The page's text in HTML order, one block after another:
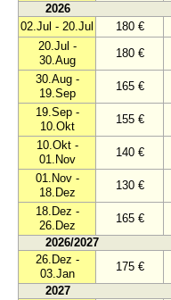
2026
02.Jul - 20.Jul
180 €
20.Jul -
30.Aug
180 €
30.Aug -
19.Sep
165 €
19.Sep -
10.Okt
155 €
10.Okt -
01.Nov
140 €
01.Nov -
18.Dez
130 €
18.Dez -
26.Dez
165 €
2026/2027
26.Dez -
03.Jan
175 €
2027